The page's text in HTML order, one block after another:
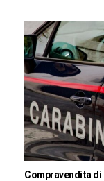
Compravendita